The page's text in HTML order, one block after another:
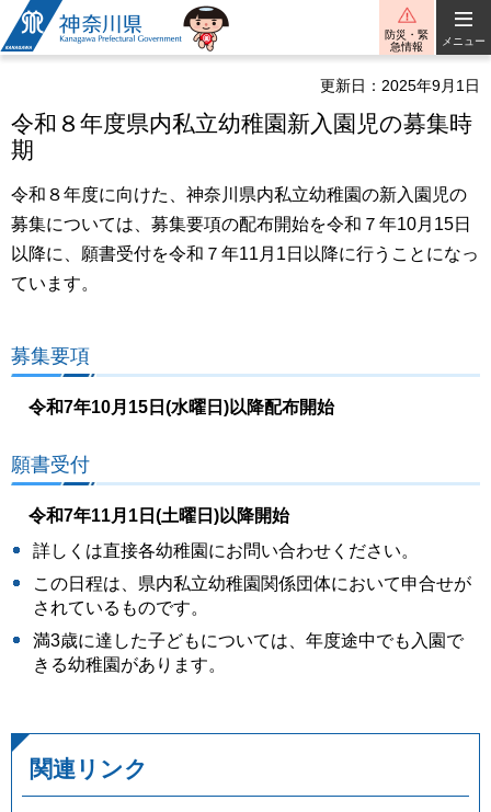
神奈川県
防災・緊
急情報
メニュー
更新日：2025年9月1日
令和８年度県内私立幼稚園新入園児の募集時
期
令和８年度に向けた、神奈川県内私立幼稚園の新入園児の
募集については、募集要項の配布開始を令和７年10月15日
以降に、願書受付を令和７年11月1日以降に行うことになっ
ています。
募集要項
令和7年10月15日(水曜日)以降配布開始
願書受付
令和7年11月1日(土曜日)以降開始
詳しくは直接各幼稚園にお問い合わせください。
この日程は、県内私立幼稚園関係団体において申合せが
されているものです。
満3歳に達した子どもについては、年度途中でも入園で
きる幼稚園があります。
関連リンク